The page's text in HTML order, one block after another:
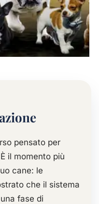
nella vita del
pensato per
il momento più
cane: le
che il sistema
fase di